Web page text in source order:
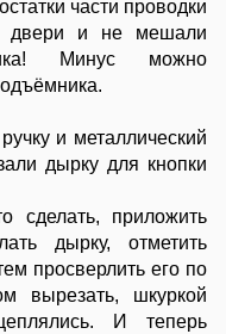
части проводки
двери и не мешали
Минус можно
и металлический
дырку для кнопки
приложить
дырку, отметить
просверлить его по
вырезать, шкуркой
И теперь